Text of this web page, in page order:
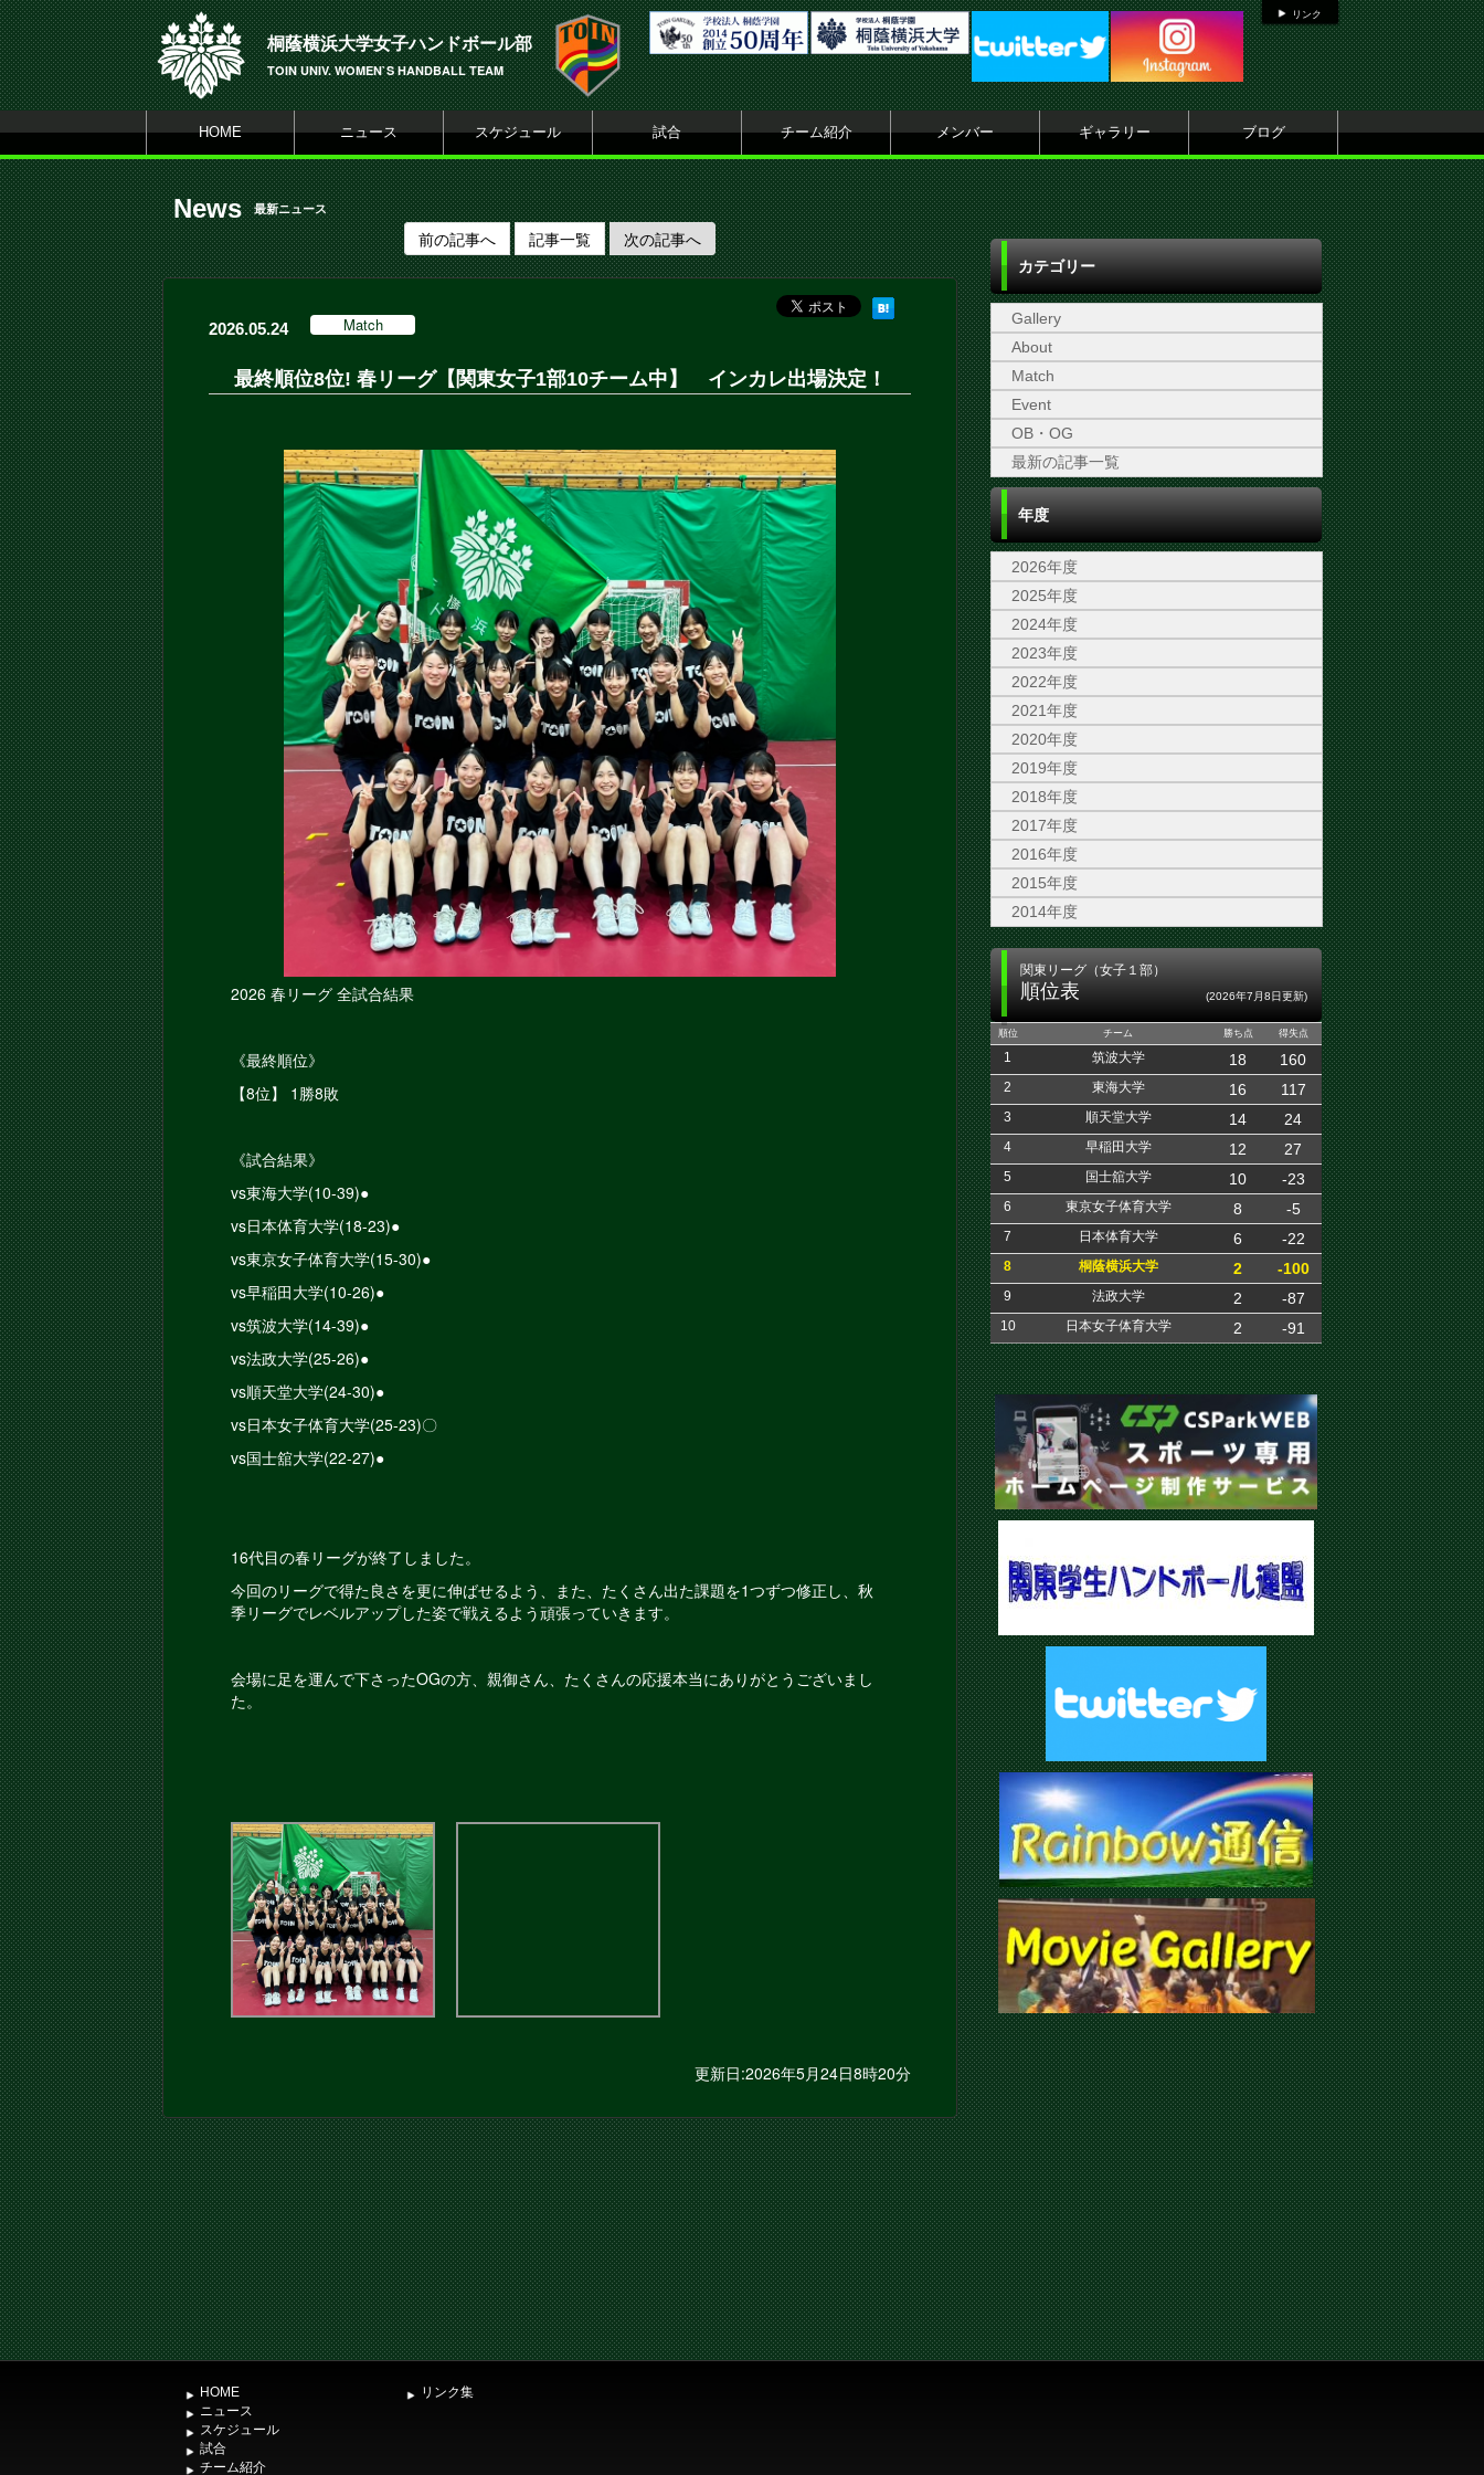
リンク
桐蔭横浜大学女子ハンドボール部
TOIN UNIV. WOMEN`S HANDBALL TEAM
HOME ニュース スケジュール 試合 チーム紹介 メンバー ギャラリー ブログ
News 最新ニュース
前の記事へ 記事一覧 次の記事へ
2026.05.24 Match
最終順位8位! 春リーグ【関東女子1部10チーム中】 インカレ出場決定！
2026 春リーグ 全試合結果
《最終順位》
【8位】 1勝8敗
《試合結果》
vs東海大学(10-39)●
vs日本体育大学(18-23)●
vs東京女子体育大学(15-30)●
vs早稲田大学(10-26)●
vs筑波大学(14-39)●
vs法政大学(25-26)●
vs順天堂大学(24-30)●
vs日本女子体育大学(25-23)〇
vs国士舘大学(22-27)●
16代目の春リーグが終了しました。
今回のリーグで得た良さを更に伸ばせるよう、また、たくさん出た課題を1つずつ修正し、秋
季リーグでレベルアップした姿で戦えるよう頑張っていきます。
会場に足を運んで下さったOGの方、親御さん、たくさんの応援本当にありがとうございまし
た。
更新日:2026年5月24日8時20分
カテゴリー
Gallery
About
Match
Event
OB・OG
最新の記事一覧
年度
2026年度
2025年度
2024年度
2023年度
2022年度
2021年度
2020年度
2019年度
2018年度
2017年度
2016年度
2015年度
2014年度
関東リーグ（女子１部）
順位表 (2026年7月8日更新)
順位 チーム 勝ち点 得失点
1 筑波大学 18 160
2 東海大学 16 117
3 順天堂大学 14 24
4 早稲田大学 12 27
5 国士舘大学 10 -23
6 東京女子体育大学 8 -5
7 日本体育大学 6 -22
8 桐蔭横浜大学 2 -100
9 法政大学 2 -87
10 日本女子体育大学 2 -91
HOME
ニュース
スケジュール
試合
チーム紹介
リンク集